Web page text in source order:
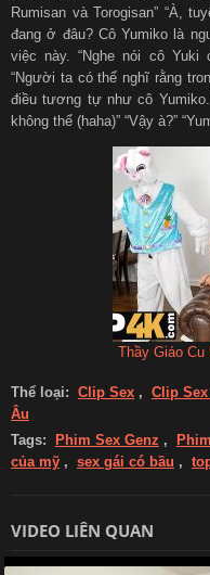
Rumisan và Torogisan” “À,
đang ở đâu? Cô Yumiko là
việc này. “Nghe nói cô
“Người ta có thể nghĩ rằng
điều tương tự như cô
không thể (haha)” “Vậy à?”
Thầy Giáo
Thể loại: Clip Sex , Clip Sex
Âu
Tags:
Phim Sex Genz ,
của mỹ , sex gái có bầu ,
VIDEO LIÊN QUAN